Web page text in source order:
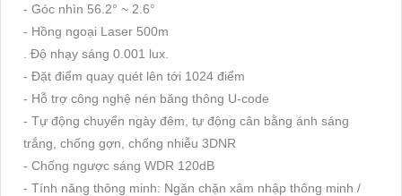
- Góc nhìn 56.2° ~ 2.6°
- Hồng ngoại Laser 500m
. Độ nhạy sáng 0.001 lux.
- Đặt điểm quay quét lên tới 1024 điểm
- Hỗ trợ công nghệ nén băng thông U-code
- Tự động chuyển ngày đêm, tự động cân bằng ánh sáng
trắng, chống gợn, chống nhiễu 3DNR
- Chống ngược sáng WDR 120dB
- Tính năng thông minh: Ngăn chặn xâm nhập thông minh /